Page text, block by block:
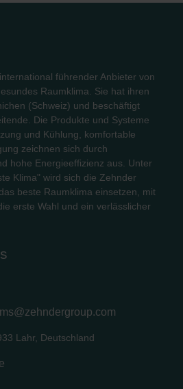
führender Anbieter von
Raumklima. Sie hat ihren
(Schweiz) und beschäftigt
Die Produkte und Systeme
und Kühlung, komfortable
zeichnen sich durch
hohe Energieeffizienz aus. Unter
Klima" wird sich die Zehnder
beste Raumklima einsetzen, mit
erste Wahl und ein verlässlicher
Lahr, Deutschland